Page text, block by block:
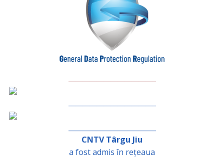
CNTV Târgu Jiu
a fost admis în rețeaua